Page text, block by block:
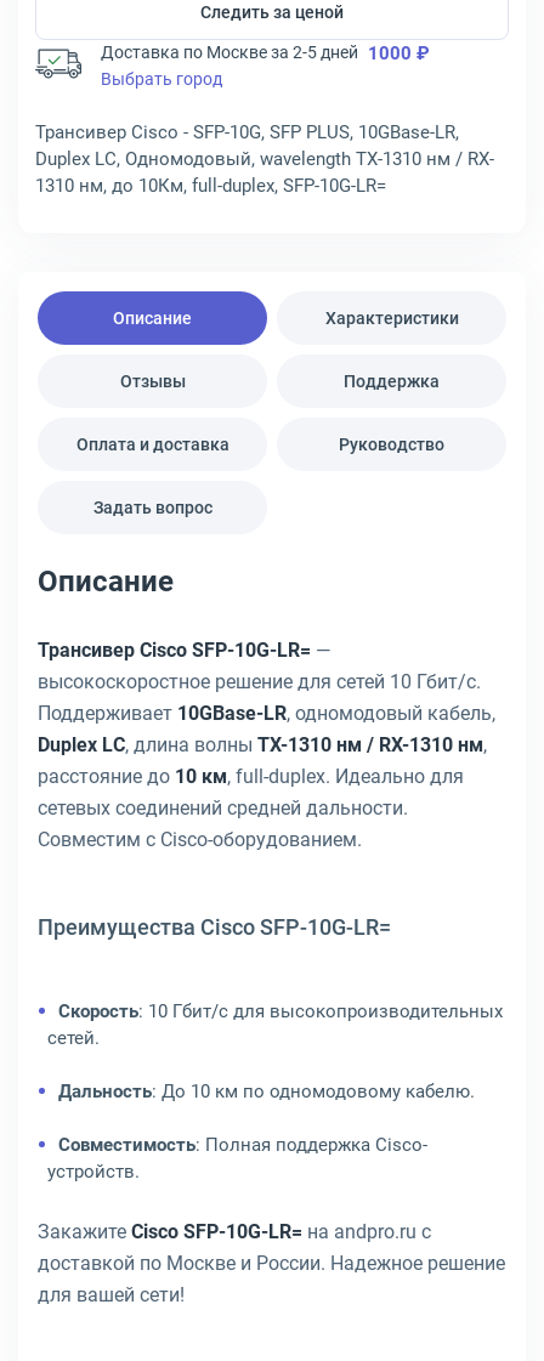
Следить за ценой
Доставка по Москве за 2-5 дней 1000 ₽
Выбрать город
Трансивер Cisco - SFP-10G, SFP PLUS, 10GBase-LR,
Duplex LC, Одномодовый, wavelength TX-1310 нм / RX-
1310 нм, до 10Км, full-duplex, SFP-10G-LR=
Описание Характеристики
Отзывы Поддержка
Оплата и доставка Руководство
Задать вопрос
Описание
Трансивер Cisco SFP-10G-LR= —
высокоскоростное решение для сетей 10 Гбит/с.
Поддерживает 10GBase-LR, одномодовый кабель,
Duplex LC, длина волны TX-1310 нм / RX-1310 нм,
расстояние до 10 км, full-duplex. Идеально для
сетевых соединений средней дальности.
Совместим с Cisco-оборудованием.
Преимущества Cisco SFP-10G-LR=
Скорость: 10 Гбит/с для высокопроизводительных
сетей.
Дальность: До 10 км по одномодовому кабелю.
Совместимость: Полная поддержка Cisco-
устройств.
Закажите Cisco SFP-10G-LR= на andpro.ru с
доставкой по Москве и России. Надежное решение
для вашей сети!